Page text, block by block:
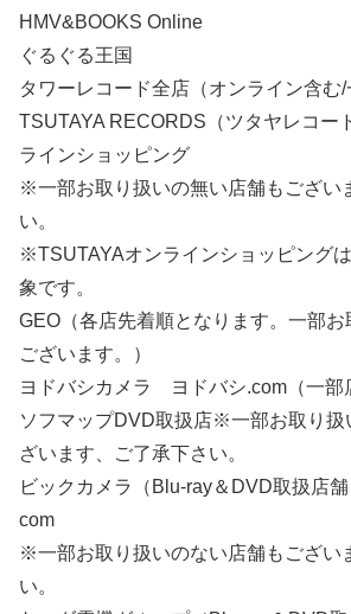
HMV&BOOKS Online
ぐるぐる王国
タワーレコード全店（オンライン含む/
TSUTAYA RECORDS（ツタヤレコー
ラインショッピング
※一部お取り扱いの無い店舗もござい
い。
※TSUTAYAオンラインショッピング
象です。
GEO（各店先着順となります。一部
ございます。）
ヨドバシカメラ ヨドバシ.com（一部
ソフマップDVD取扱店※一部お取り扱
ざいます、ご了承下さい。
ビックカメラ（Blu-ray＆DVD取扱店
com
※一部お取り扱いのない店舗もござい
い。